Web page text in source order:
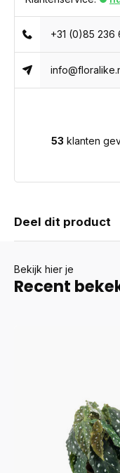
+31 (0)85 236
53 klanten
Deel dit product
Bekijk hier je
Recent